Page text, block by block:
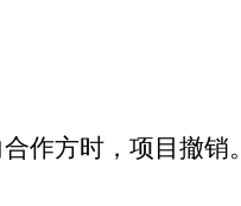
作方时，项目撤销。